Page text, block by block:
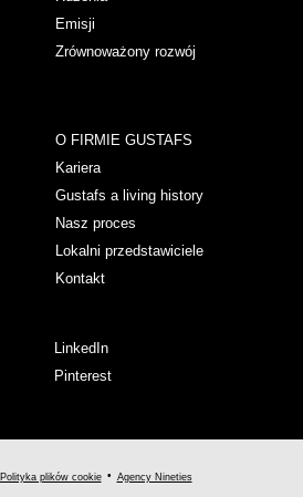
Emisji
Zrównoważony rozwój
O FIRMIE GUSTAFS
Kariera
Gustafs a living history
Nasz proces
Lokalni przedstawiciele
Kontakt
LinkedIn
Pinterest
Polityka plików cookie Agency Nineties